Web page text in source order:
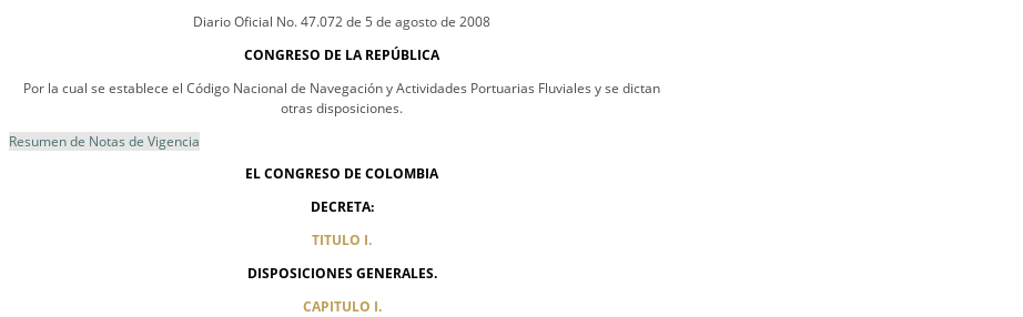
Diario Oficial No. 47.072 de 5 de agosto de 2008
CONGRESO DE LA REPÚBLICA
Por la cual se establece el Código Nacional de Navegación y Actividades Portuarias Fluviales y se dictan
otras disposiciones.
Resumen de Notas de Vigencia
EL CONGRESO DE COLOMBIA
DECRETA:
TITULO I.
DISPOSICIONES GENERALES.
CAPITULO I.